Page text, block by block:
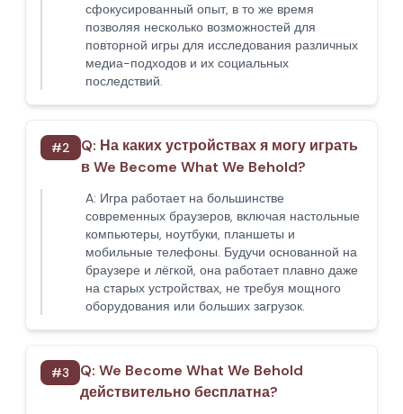
сфокусированный опыт, в то же время
позволяя несколько возможностей для
повторной игры для исследования различных
медиа-подходов и их социальных
последствий.
#2 Q: На каких устройствах я могу играть
в We Become What We Behold?
A: Игра работает на большинстве
современных браузеров, включая настольные
компьютеры, ноутбуки, планшеты и
мобильные телефоны. Будучи основанной на
браузере и лёгкой, она работает плавно даже
на старых устройствах, не требуя мощного
оборудования или больших загрузок.
#3 Q: We Become What We Behold
действительно бесплатна?